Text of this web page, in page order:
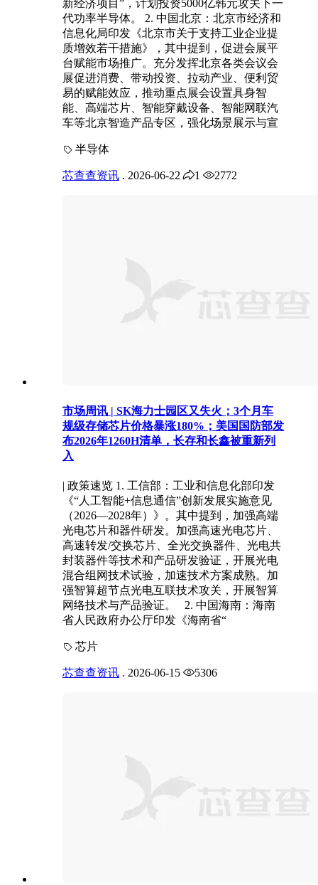
新经济项目”，计划投资5000亿韩元攻关下一
代功率半导体。 2. 中国北京：北京市经济和
信息化局印发《北京市关于支持工业企业提
质增效若干措施》，其中提到，促进会展平
台赋能市场推广。充分发挥北京各类会议会
展促进消费、带动投资、拉动产业、便利贸
易的赋能效应，推动重点展会设置具身智
能、高端芯片、智能穿戴设备、智能网联汽
车等北京智造产品专区，强化场景展示与宣
半导体
芯查查资讯 . 2026-06-22 1 2772
市场周讯 | SK海力士园区又失火；3个月车
规级存储芯片价格暴涨180%；美国国防部发
布2026年1260H清单，长存和长鑫被重新列
入
| 政策速览 1. 工信部：工业和信息化部印发
《“人工智能+信息通信”创新发展实施意见
（2026—2028年）》。其中提到，加强高端
光电芯片和器件研发。加强高速光电芯片、
高速转发/交换芯片、全光交换器件、光电共
封装器件等技术和产品研发验证，开展光电
混合组网技术试验，加速技术方案成熟。加
强智算超节点光电互联技术攻关，开展智算
网络技术与产品验证。 2. 中国海南：海南
省人民政府办公厅印发《海南省“
芯片
芯查查资讯 . 2026-06-15 5306